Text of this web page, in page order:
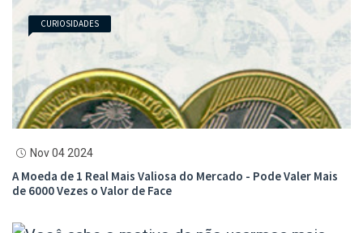
CURIOSIDADES
Nov 04 2024
A Moeda de 1 Real Mais Valiosa do Mercado - Pode Valer Mais
de 6000 Vezes o Valor de Face